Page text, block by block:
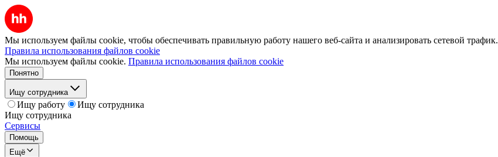
Мы используем файлы cookie, чтобы обеспечивать правильную работу нашего веб-сайта и анализировать сетевой трафик.
Правила использования файлов cookie
Мы используем файлы cookie. Правила использования файлов cookie
Понятно
Ищу сотрудника
Ищу работу
Ищу сотрудника
Ищу сотрудника
Сервисы
Помощь
Ещё